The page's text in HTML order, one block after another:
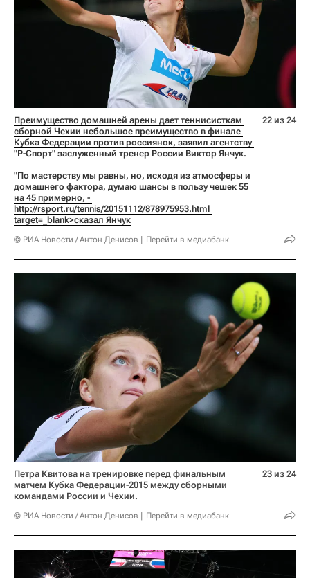
Преимущество домашней арены дает теннисисткам
сборной Чехии небольшое преимущество в финале
Кубка Федерации против россиянок, заявил агентству
"Р-Спорт" заслуженный тренер России Виктор Янчук.
"По мастерству мы равны, но, исходя из атмосферы и
домашнего фактора, думаю шансы в пользу чешек 55
http://rsport.ru/tennis/20151112/878975953.html
target=_blank>сказал Янчук
© РИА Новости / Антон Денисов Перейти в медиабанк
22 из 24
Петра Квитова на тренировке перед финальным
матчем Кубка Федерации-2015 между сборными
командами России и Чехии.
© РИА Новости / Антон Денисов Перейти в медиабанк
23 из 24